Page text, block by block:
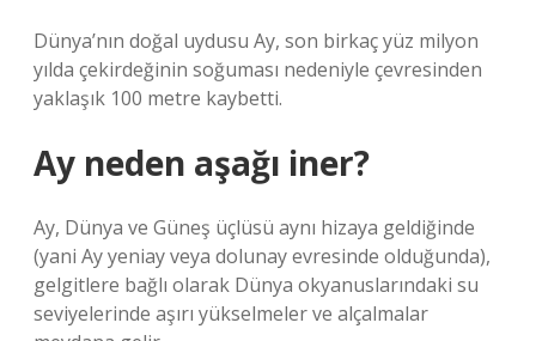
Dünya’nın doğal uydusu Ay, son birkaç yüz milyon
yılda çekirdeğinin soğuması nedeniyle çevresinden
yaklaşık 100 metre kaybetti.
Ay neden aşağı iner?
Ay, Dünya ve Güneş üçlüsü aynı hizaya geldiğinde
(yani Ay yeniay veya dolunay evresinde olduğunda),
gelgitlere bağlı olarak Dünya okyanuslarındaki su
seviyelerinde aşırı yükselmeler ve alçalmalar